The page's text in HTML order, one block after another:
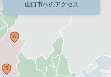
山口市へのアクセス